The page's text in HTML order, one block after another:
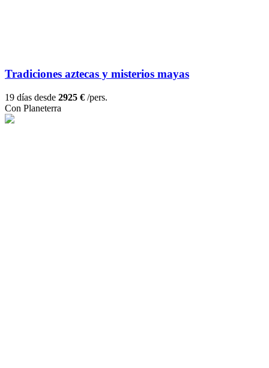
Tradiciones aztecas y misterios mayas
19 días desde 2925 € /pers.
Con Planeterra